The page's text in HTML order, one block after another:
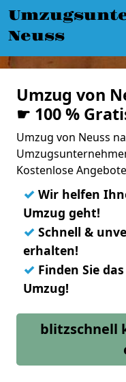
Neuss
Umzug von
☛ 100 %
Umzug von Neuss
Kostenlose
✓ Wir helfen
Umzug geht!
✓ Schnell &
erhalten!
✓ Finden Sie
Umzug!
blitzschnell